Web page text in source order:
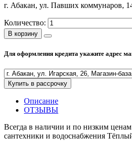
Новости и Акции
Оплата и доставка
Условия возврата товара
г. Абакан, ул. Павших коммунаров,
Количество:
В корзину
Для оформления кредита укажите адрес
Купить в рассрочку
Описание
ОТЗЫВЫ
Всегда в наличии и по низким ценам
сантехники и водоснабжения